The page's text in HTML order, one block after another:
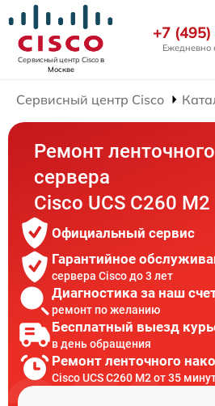
Сервисный центр Ciscoв
Москве
+7
Ежедневно
Сервисный центр Cisco
Ремонт
сервера
Cisco UCS C260 M2
Официальный сервис
Гарантийное
сервера Cisco до 3 лет
Диагностика за наш
ремонт по желанию
Бесплатный выезд
в день обращения
Ремонт ленточного
Cisco UCS C260 M2 от 35